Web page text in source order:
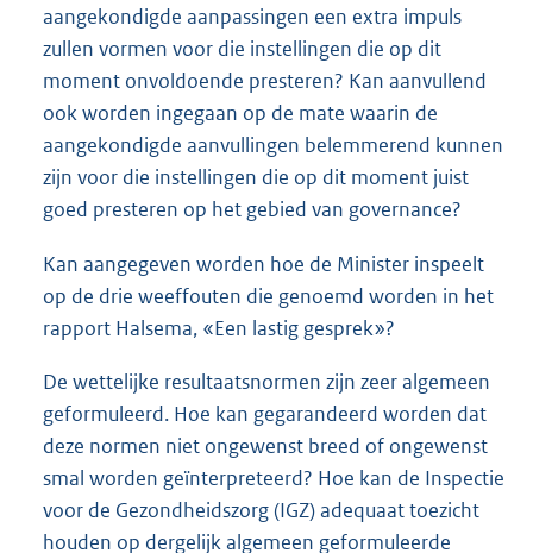
aangekondigde aanpassingen een extra impuls
zullen vormen voor die instellingen die op dit
moment onvoldoende presteren? Kan aanvullend
ook worden ingegaan op de mate waarin de
aangekondigde aanvullingen belemmerend kunnen
zijn voor die instellingen die op dit moment juist
goed presteren op het gebied van governance?
Kan aangegeven worden hoe de Minister inspeelt
op de drie weeffouten die genoemd worden in het
rapport Halsema, «Een lastig gesprek»?
De wettelijke resultaatsnormen zijn zeer algemeen
geformuleerd. Hoe kan gegarandeerd worden dat
deze normen niet ongewenst breed of ongewenst
smal worden geïnterpreteerd? Hoe kan de Inspectie
voor de Gezondheidszorg (IGZ) adequaat toezicht
houden op dergelijk algemeen geformuleerde